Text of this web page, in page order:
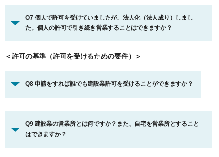
Q7 個人で許可を受けていましたが、法人化（法人成り）しまし
た。個人の許可で引き続き営業することはできますか？
＜許可の基準（許可を受けるための要件）＞
Q8 申請をすれば誰でも建設業許可を受けることができますか？
Q9 建設業の営業所とは何ですか？また、自宅を営業所とすること
はできますか？